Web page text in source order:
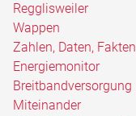
Regglisweiler
Wappen
Zahlen, Daten, Fakten
Energiemonitor
Breitbandversorgung
Miteinander